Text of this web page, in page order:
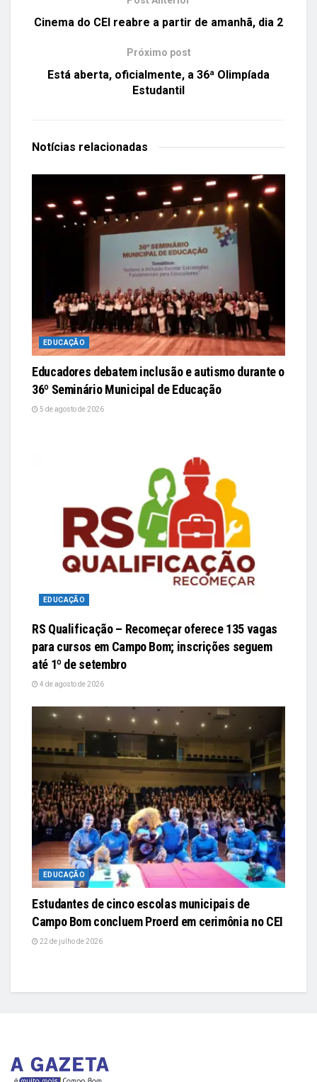
Cinema do CEI reabre a partir de amanhã, dia 2
Próximo post
Está aberta, oficialmente, a 36ª Olimpíada
Estudantil
Notícias relacionadas
EDUCAÇÃO
Educadores debatem inclusão e autismo durante o
36º Seminário Municipal de Educação
5 de agosto de 2026
EDUCAÇÃO
RS Qualificação – Recomeçar oferece 135 vagas
para cursos em Campo Bom; inscrições seguem
até 1º de setembro
4 de agosto de 2026
EDUCAÇÃO
Estudantes de cinco escolas municipais de
Campo Bom concluem Proerd em cerimônia no CEI
22 de julho de 2026